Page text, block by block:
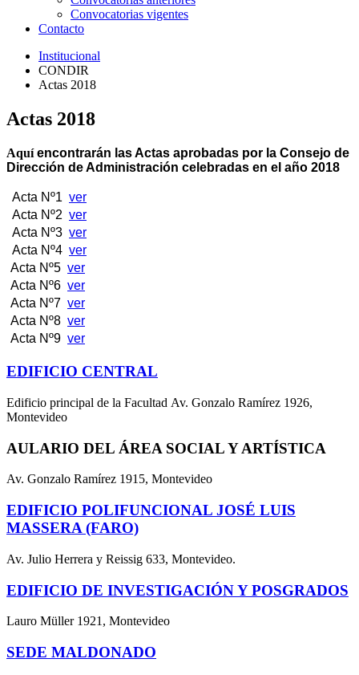
Convocatorias vigentes
Contacto
Institucional
CONDIR
Actas 2018
Actas 2018
Aquíencontrarán las Actas aprobadas por la Consejo de
Dirección de Administración celebradas en el año 2018
Acta Nº1 ver
Acta Nº2 ver
Acta Nº3 ver
Acta Nº4 ver
Acta Nº5 ver
Acta Nº6 ver
Acta Nº7 ver
Acta Nº8 ver
Acta Nº9 ver
EDIFICIO CENTRAL
Edificio principal de la Facultad Av. Gonzalo Ramírez 1926,
Montevideo
AULARIO DEL ÁREA SOCIAL Y ARTÍSTICA
Av. Gonzalo Ramírez 1915, Montevideo
EDIFICIO POLIFUNCIONAL JOSÉ LUIS
MASSERA (FARO)
Av. Julio Herrera y Reissig 633, Montevideo.
EDIFICIO DE INVESTIGACIÓN Y POSGRADOS
Lauro Müller 1921, Montevideo
SEDE MALDONADO